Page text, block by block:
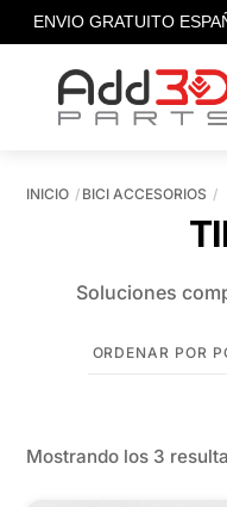
ENVIO GRATUITO
content
INICIO BICI ACCESORIOS
Soluciones
Mostrando los 3